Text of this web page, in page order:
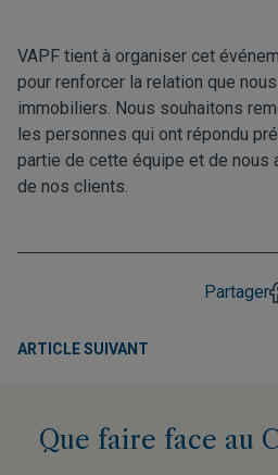
VAPF tient à organiser cet
pour renforcer la relation que
immobiliers. Nous souhaitons
les personnes qui ont répondu
partie de cette équipe et de nous
de nos clients.
Partager
ARTICLE SUIVANT
Que faire face au